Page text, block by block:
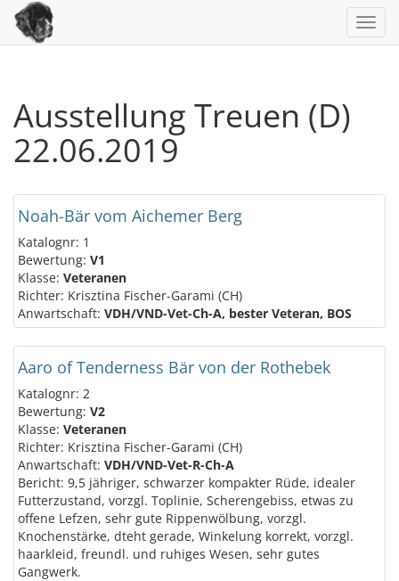
Ausstellung Treuen (D)
22.06.2019
Noah-Bär vom Aichemer Berg
Katalognr: 1
Bewertung: V1
Klasse: Veteranen
Richter: Krisztina Fischer-Garami (CH)
Anwartschaft: VDH/VND-Vet-Ch-A, bester Veteran, BOS
Aaro of Tenderness Bär von der Rothebek
Katalognr: 2
Bewertung: V2
Klasse: Veteranen
Richter: Krisztina Fischer-Garami (CH)
Anwartschaft: VDH/VND-Vet-R-Ch-A
Bericht: 9,5 jähriger, schwarzer kompakter Rüde, idealer
Futterzustand, vorzgl. Toplinie, Scherengebiss, etwas zu
offene Lefzen, sehr gute Rippenwölbung, vorzgl.
Knochenstärke, dteht gerade, Winkelung korrekt, vorzgl.
haarkleid, freundl. und ruhiges Wesen, sehr gutes
Gangwerk.